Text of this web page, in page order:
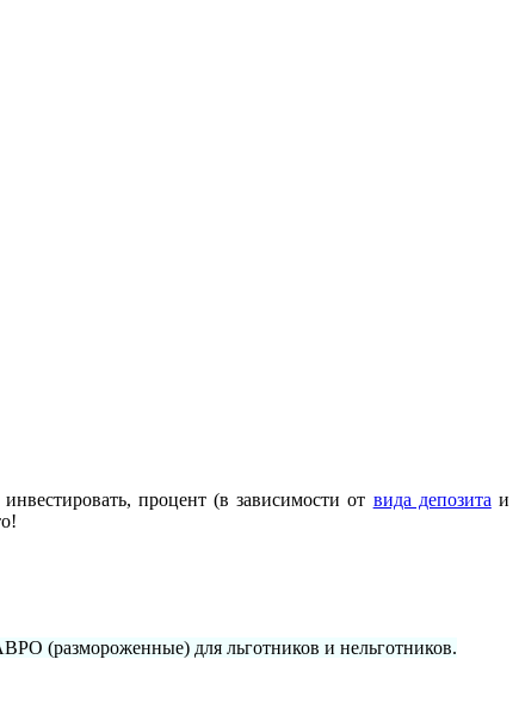
процент (в зависимости от вида депозита и
(размороженные) для льготников и нельготников.